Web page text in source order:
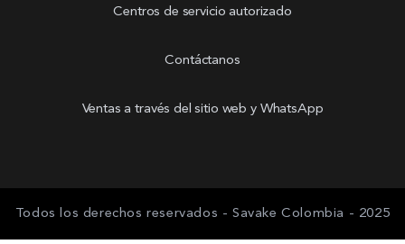
Centros de servicio autorizado
Contáctanos
Ventas a través del sitio web y WhatsApp
Todos los derechos reservados - Savake Colombia - 2025